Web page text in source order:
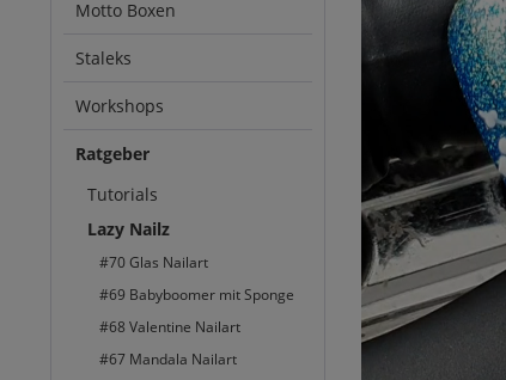
Motto Boxen
Staleks
Workshops
Ratgeber
Tutorials
Lazy Nailz
#70 Glas Nailart
#69 Babyboomer mit Sponge
#68 Valentine Nailart
#67 Mandala Nailart